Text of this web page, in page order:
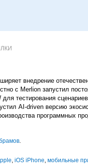
внедрение
c Merlion запустил
тестирования
AI-driven версию
программных
.
, iOS iPhone, мобильные